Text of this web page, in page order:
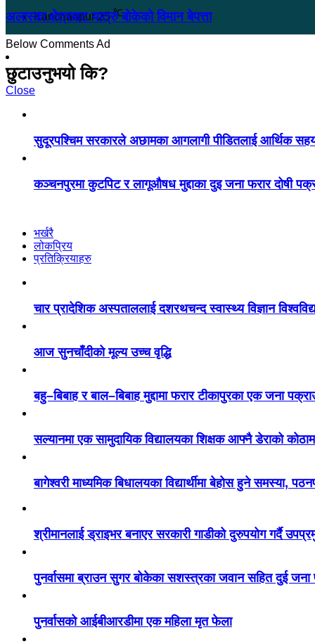
Kanchanpur 25℃
अलास्का क्षेत्रबाट यात्रु बोकेको विमान बेपत्ता
Below Comments Ad
छुटाउनुभयो कि?
Close
सुदूरपश्चिम सरकारले अछामका आगलागी पीडितलाई आर्थिक
कञ्चनपुरमा कुटपिट र लागूऔषध मुद्दाका दुइ जना फरार दोषी
भर्खरै
लोकप्रिय
प्रतिक्रियाहरु
चार प्रादेशिक अस्पताललाई दशरथचन्द स्वास्थ्य विज्ञान
आज सुनचाँदीको मूल्य उच्च वृद्धि
बहु–बिबाह र बाल–बिबाह मुद्दामा फरार टीकापुरका एक जना
सल्यानमा एक सामुदायिक विद्यालयका शिक्षक आफ्नै डेराको
बागेश्वरी माध्यमिक बिधालयका विद्यार्थीमा बेहोस हुने समस्या,
श्रीमानलाई ड्राइभर बनाएर सरकारी गाडीको दुरुपयोग गर्दै
पुनर्वासमा ब्राउन सुगर बोकेका सशस्त्रका जवान सहित दुई जना
पुनर्वासको आईबीआरडीमा एक महिला मृत फेला